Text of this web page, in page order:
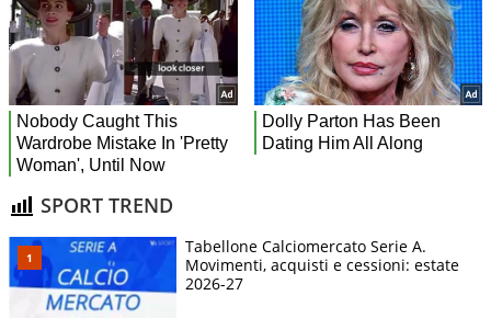
SPORT TREND
Tabellone Calciomercato Serie A.
Movimenti, acquisti e cessioni: estate
2026-27